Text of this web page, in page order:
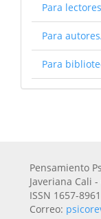
Para
Para
Para
Pensamiento
Javeriana Cali
ISSN 1657-
Correo: